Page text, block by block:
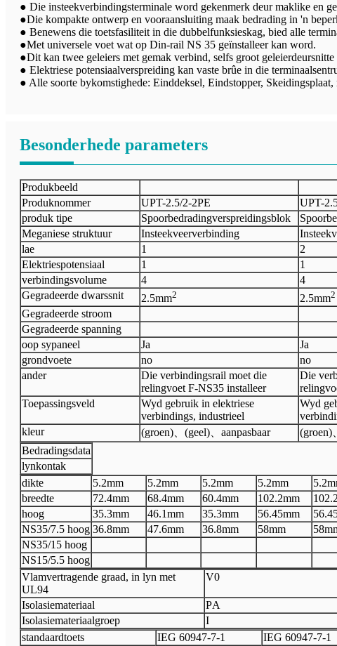
● Die insteekverbindingsterminale word gekenmerk deur maklike en
●Die kompakte ontwerp en vooraansluiting maak bedrading in 'n
● Benewens die toetsfasiliteit in die dubbelfunksieskag, bied alle
●Met universele voet wat op Din-rail NS 35 geïnstalleer kan word.
●Dit kan twee geleiers met gemak verbind, selfs groot
● Elektriese potensiaalverspreiding kan vaste brûe in die
● Alle soorte bykomstighede: Einddeksel, Eindstopper,
Besonderhede parameters
Produkbeeld
Produknommer
UPT-2.5/2-2PE UPT-
produk tipe
Spoorbedradingverspreidingsblok
Meganiese struktuur
Insteekveerverbinding
lae
1 2
Elektriespotensiaal 1 1
verbindingsvolume
4 4
Gegradeerde dwarssnit
2.5mm2 2.5mm2
Gegradeerde stroom
Gegradeerde spanning
oop sypaneel
Ja Ja
grondvoete
no no
ander
Die verbindingsrail moet die
relingvoet F-NS35 installeer
Die
Toepassingsveld
Wyd gebruik in elektriese
verbindings, industrieel
Wyd
kleur
(groen) (geel) aanpasbaar (groen)
Bedradingsdata
lynkontak
dikte
5.2mm 5.2mm 5.2mm 5.2mm 5.2
breedte
72.4mm 68.4mm 60.4mm 102.2mm
hoog
35.3mm 46.1mm 35.3mm 56.45mm
NS35/7.5 hoog 36.8mm 47.6mm 36.8mm 58mm
NS35/15 hoog
NS15/5.5 hoog
Vlamvertragende graad, in lyn met
UL94
V0
Isolasiemateriaal PA
Isolasiemateriaalgroep
I
standaardtoets
IEG 60947-7-1 IEG 60947-7-1